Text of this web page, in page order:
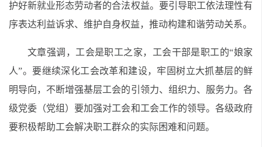
护好新就业形态劳动者的合法权益。要引导职工依法理性有
序表达利益诉求、维护自身权益，推动构建和谐劳动关系。
文章强调，工会是职工之家，工会干部是职工的“娘家
人”。要继续深化工会改革和建设，牢固树立大抓基层的鲜
明导向，不断增强基层工会的引领力、组织力、服务力。各
级党委（党组）要加强对工会和工会工作的领导。各级政府
要积极帮助工会解决职工群众的实际困难和问题。